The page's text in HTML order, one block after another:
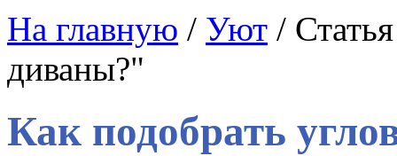
На главную / Уют /
диваны?"
Как подобрать